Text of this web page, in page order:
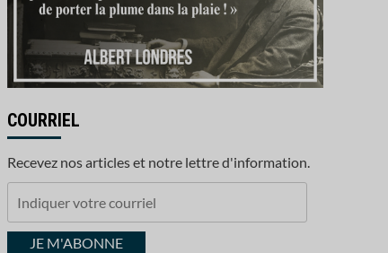
COURRIEL
Recevez nos articles et notre lettre d'information.
courrielJE M'ABONNE